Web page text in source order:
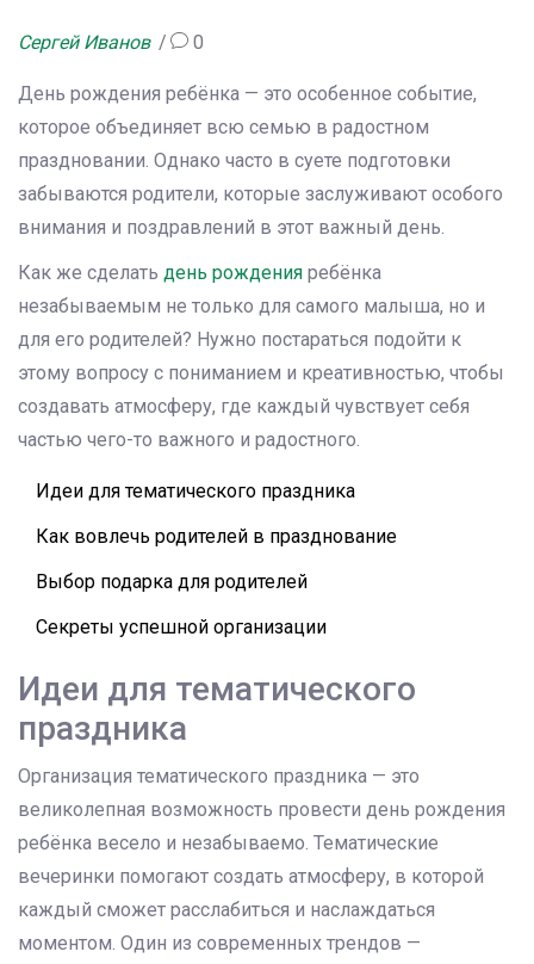
Сергей Иванов 0
День рождения ребёнка — это особенное событие,
которое объединяет всю семью в радостном
праздновании. Однако часто в суете подготовки
забываются родители, которые заслуживают особого
внимания и поздравлений в этот важный день.
Как же сделать день рождения ребёнка
незабываемым не только для самого малыша, но и
для его родителей? Нужно постараться подойти к
этому вопросу с пониманием и креативностью, чтобы
создавать атмосферу, где каждый чувствует себя
частью чего-то важного и радостного.
Идеи для тематического праздника
Как вовлечь родителей в празднование
Выбор подарка для родителей
Секреты успешной организации
Идеи для тематического
праздника
Организация тематического праздника — это
великолепная возможность провести день рождения
ребёнка весело и незабываемо. Тематические
вечеринки помогают создать атмосферу, в которой
каждый сможет расслабиться и наслаждаться
моментом. Один из современных трендов —